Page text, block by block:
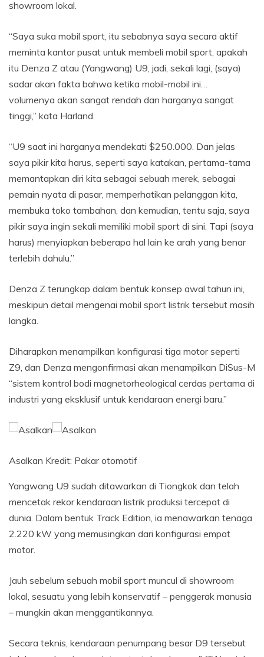
showroom lokal.
“Saya suka mobil sport, itu sebabnya saya secara aktif
meminta kantor pusat untuk membeli mobil sport, apakah
itu Denza Z atau (Yangwang) U9, jadi, sekali lagi, (saya)
sadar akan fakta bahwa ketika mobil-mobil ini…
volumenya akan sangat rendah dan harganya sangat
tinggi,” kata Harland.
“U9 saat ini harganya mendekati $250.000. Dan jelas
saya pikir kita harus, seperti saya katakan, pertama-tama
memantapkan diri kita sebagai sebuah merek, sebagai
pemain nyata di pasar, memperhatikan pelanggan kita,
membuka toko tambahan, dan kemudian, tentu saja, saya
pikir saya ingin sekali memiliki mobil sport di sini. Tapi (saya
harus) menyiapkan beberapa hal lain ke arah yang benar
terlebih dahulu.”
Denza Z terungkap dalam bentuk konsep awal tahun ini,
meskipun detail mengenai mobil sport listrik tersebut masih
langka.
Diharapkan menampilkan konfigurasi tiga motor seperti
Z9, dan Denza mengonfirmasi akan menampilkan DiSus-M
“sistem kontrol bodi magnetorheological cerdas pertama di
industri yang eksklusif untuk kendaraan energi baru.”
Asalkan Kredit: Pakar otomotif
Yangwang U9 sudah ditawarkan di Tiongkok dan telah
mencetak rekor kendaraan listrik produksi tercepat di
dunia. Dalam bentuk Track Edition, ia menawarkan tenaga
2.220 kW yang memusingkan dari konfigurasi empat
motor.
Jauh sebelum sebuah mobil sport muncul di showroom
lokal, sesuatu yang lebih konservatif – penggerak manusia
– mungkin akan menggantikannya.
Secara teknis, kendaraan penumpang besar D9 tersebut